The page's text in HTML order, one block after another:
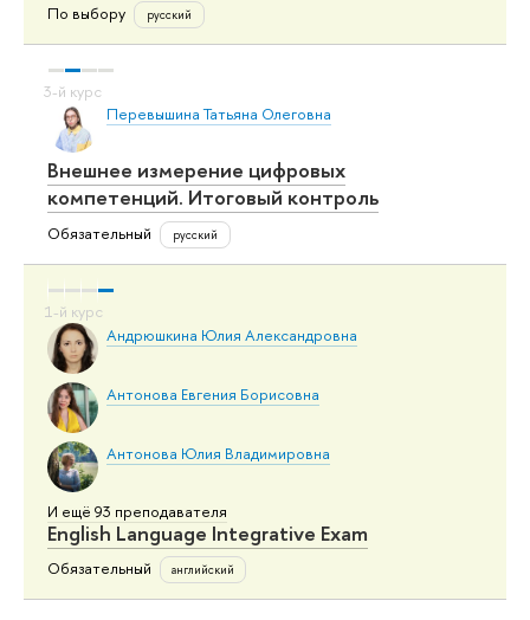
По выбору русский
Перевышина Татьяна Олеговна
Внешнее измерение цифровых
компетенций. Итоговый контроль
Обязательный русский
Андрюшкина Юлия Александровна
Антонова Евгения Борисовна
Антонова Юлия Владимировна
И ещё 93 преподавателя
English Language Integrative Exam
Обязательный английский